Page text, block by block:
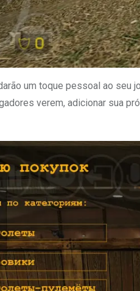
um toque pessoal ao seu
verem, adicionar sua